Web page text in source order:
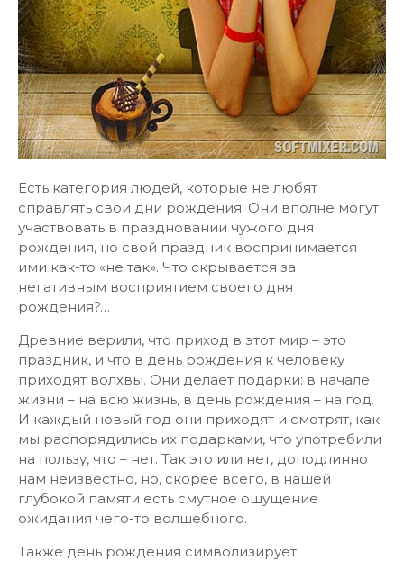
Есть категория людей, которые не любят
справлять свои дни рождения. Они вполне могут
участвовать в праздновании чужого дня
рождения, но свой праздник воспринимается
ими как-то «не так». Что скрывается за
негативным восприятием своего дня
рождения?…
Древние верили, что приход в этот мир – это
праздник, и что в день рождения к человеку
приходят волхвы. Они делает подарки: в начале
жизни – на всю жизнь, в день рождения – на год.
И каждый новый год они приходят и смотрят, как
мы распорядились их подарками, что употребили
на пользу, что – нет. Так это или нет, доподлинно
нам неизвестно, но, скорее всего, в нашей
глубокой памяти есть смутное ощущение
ожидания чего-то волшебного.
Также день рождения символизирует